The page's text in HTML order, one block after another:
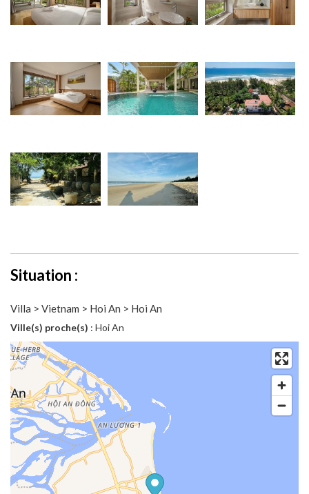
Situation :
Villa > Vietnam > Hoi An > Hoi An
Ville(s) proche(s) : Hoi An